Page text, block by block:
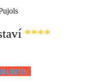
****
l’HOTEL